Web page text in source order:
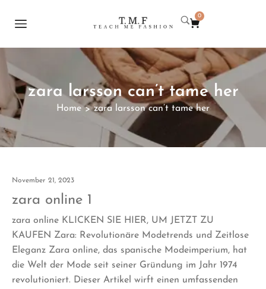
0
zara larsson can’t tame her
Home > zara larsson can’t tame her
November 21, 2023
zara online 1
zara online KLICKEN SIE HIER, UM JETZT ZU
KAUFEN Zara: Revolutionäre Modetrends und Zeitlose
Eleganz Zara online, das spanische Modeimperium, hat
die Welt der Mode seit seiner Gründung im Jahr 1974
revolutioniert. Dieser Artikel wirft einen umfassenden